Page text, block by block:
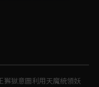
獬獄意圖利用天魔統領妖